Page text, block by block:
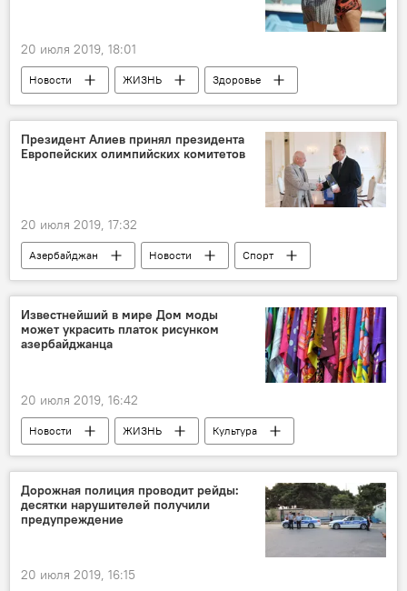
20 июля 2019, 18:01
Новости ЖИЗНЬ Здоровье
Президент Алиев принял президента
Европейских олимпийских комитетов
20 июля 2019, 17:32
Азербайджан Новости
Спорт
ЖИЗНЬ
Политика
Известнейший в мире Дом моды
может украсить платок рисунком
азербайджанца
20 июля 2019, 16:42
Новости ЖИЗНЬ
Культура
Азербайджан
Дорожная полиция проводит рейды:
десятки нарушителей получили
предупреждение
20 июля 2019, 16:15